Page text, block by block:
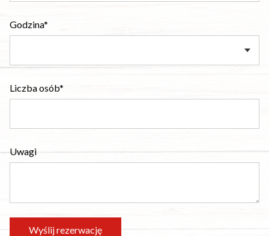
Godzina*
Liczba osób*
Uwagi
Wyślij rezerwację